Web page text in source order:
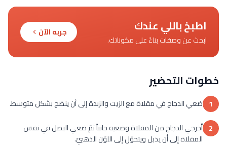
اطبخ باللي عندك
ابحث عن وصفات بناءً على مكوناتك.
جربه الآن
خطوات التحضير
1 ضعي الدجاج في مقلاة مع الزيت والزبدة إلى أن ينضج بشكل متوسط.
2 أخرجي الدجاج من المقلاة وضعيه جانباً ثمّ ضعي البصل في نفس
المقلاة إلى أن يذبل ويتحوّل إلى اللوّن الذهبيّ.